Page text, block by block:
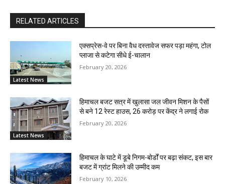
RELATED ARTICLES
Latest News
एक्सप्रेस-वे पर बिना वैध दस्तावेज सफर पड़ा महंगा, टोल
प्लाजा से कटेगा सीधे ई-चालान
February 20, 2026
Latest News
हिमाचल बजट सत्र में खुलासा जल जीवन मिशन के पैसों
से बने 12 रेस्ट हाउस, 26 करोड़ पर केंद्र ने लगाई रोक
February 20, 2026
हिमाचल के घाटे में डूबे निगम-बोर्डों पर बढ़ा संकट, इस बार
बजट में ग्रांट मिलने की उम्मीद कम
February 10, 2026